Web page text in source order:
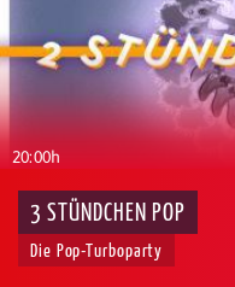
20:00h
3 STÜNDCHEN POP
Die Pop-Turboparty